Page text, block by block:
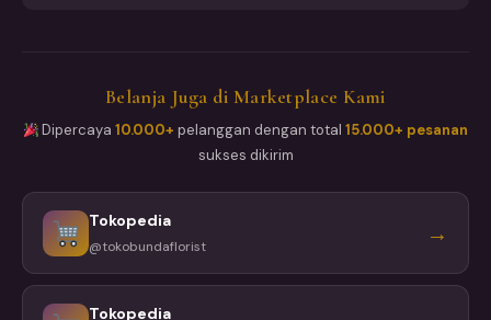
Belanja Juga di Marketplace Kami
Dipercaya10.000+ pelanggan dengan total15.000+ pesanan
sukses dikirim
Tokopedia
@tokobundaflorist →
Tokopedia